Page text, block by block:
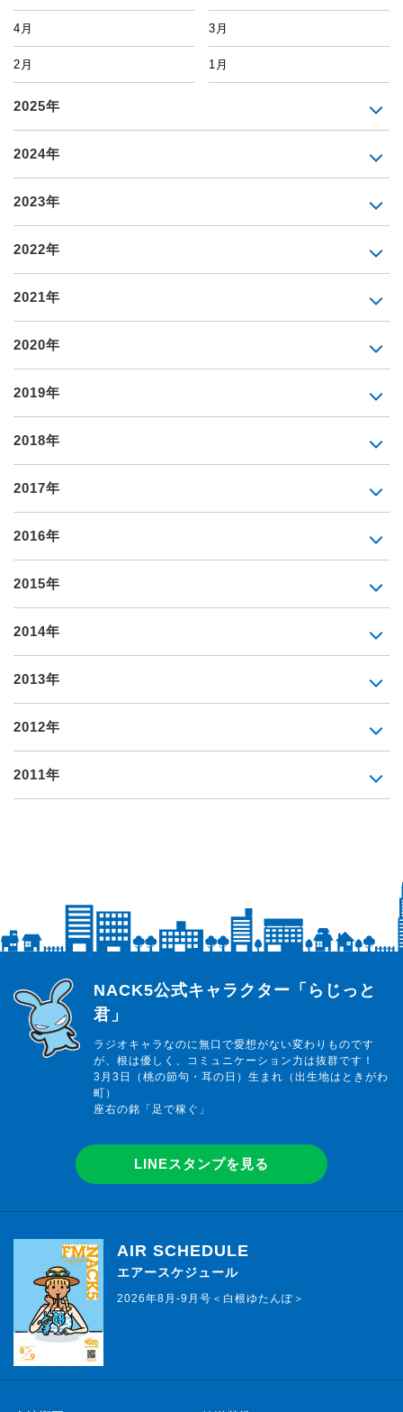
4月 3月
2月 1月
2025年
2024年
2023年
2022年
2021年
2020年
2019年
2018年
2017年
2016年
2015年
2014年
2013年
2012年
2011年
らじっと君
NACK5公式キャラクター「らじっと
君」
ラジオキャラなのに無口で愛想がない変わりものです
が、根は優しく、コミュニケーション力は抜群です！
3月3日（桃の節句・耳の日）生まれ（出生地はときがわ
町）
座右の銘「足で稼ぐ」
LINEスタンプを見る
AIR SCHEDULE
エアースケジュール
2026年8月-9月号＜白根ゆたんぽ＞